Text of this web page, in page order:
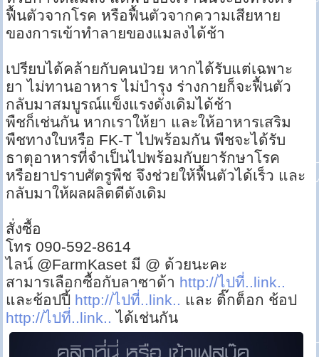
ฟื้นตัวจากโรค หรือฟื้นตัวจากความเสียหาย
ของการเข้าทำลายของแมลงได้ช้า
เปรียบได้คล้ายกับคนป่วย หากได้รับแต่เฉพาะ
ยา ไม่ทานอาหาร ไม่บำรุง ร่างกายก็จะฟื้นตัว
กลับมาสมบูรณ์แข็งแรงดังเดิมได้ช้า
พืชก็เช่นกัน หากเราให้ยา และให้อาหารเสริม
พืชทางใบหรือ FK-T ไปพร้อมกัน พืชจะได้รับ
ธาตุอาหารที่จำเป็นไปพร้อมกับยารักษาโรค
หรือยาปราบศัตรูพืช จึงช่วยให้ฟื้นตัวได้เร็ว และ
กลับมาให้ผลผลิตดีดังเดิม
สั่งซื้อ
โทร 090-592-8614
ไลน์ @FarmKaset มี @ ด้วยนะคะ
สามารเลือกซื้อกับลาซาด้า http://ไปที่..link..
และช้อปปี้ http://ไปที่..link.. และ ติ๊กต็อก ช้อป
http://ไปที่..link.. ได้เช่นกัน